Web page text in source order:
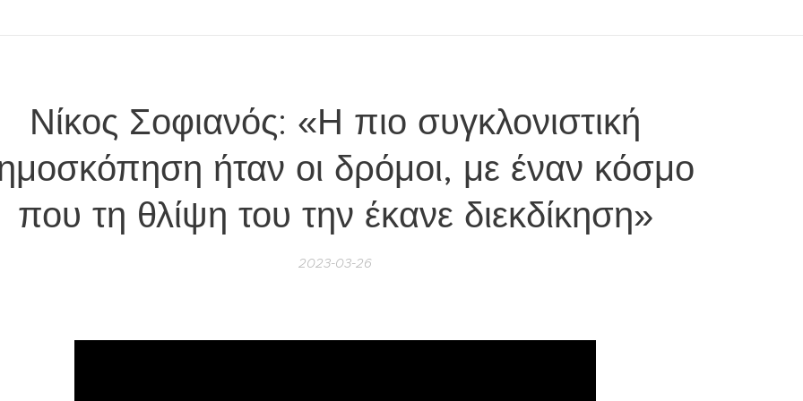
Νίκος Σοφιανός: «Η πιο συγκλονιστική
ήταν οι δρόμοι, με έναν κόσμο
που τη θλίψη του την έκανε διεκδίκηση»
2023-03-26